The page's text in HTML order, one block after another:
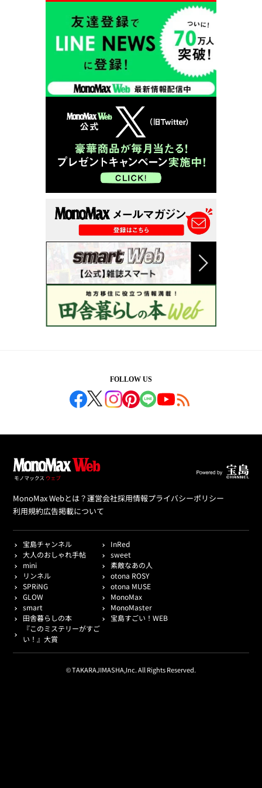
FOLLOW US
MonoMax Webとは？運営会社採用情報プライバシーポリシー
利用規約広告掲載について
宝島チャンネル
InRed
大人のおしゃれ手帖
sweet
mini
素敵なあの人
リンネル
otona ROSY
SPRiNG
otona MUSE
GLOW
MonoMax
smart
MonoMaster
田舎暮らしの本
宝島すごい！WEB
『このミステリーがすご
い！』大賞
© TAKARAJIMASHA,Inc. All Rights Reserved.